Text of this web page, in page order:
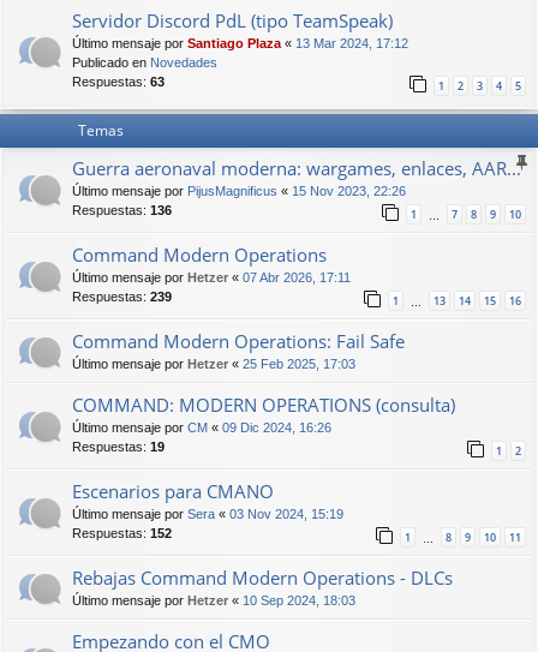
Servidor Discord PdL (tipo TeamSpeak)
Último mensaje por Santiago Plaza « 13 Mar 2024, 17:12
Publicado en Novedades
Respuestas: 63 1 2 3 4 5
Temas
Guerra aeronaval moderna: wargames, enlaces, AAR...
Último mensaje por PijusMagnificus « 15 Nov 2023, 22:26
Respuestas: 136 1 7 8 9 10
Command Modern Operations
Último mensaje por Hetzer « 07 Abr 2026, 17:11
Respuestas: 239 1 13 14 15 16
Command Modern Operations: Fail Safe
Último mensaje por Hetzer « 25 Feb 2025, 17:03
COMMAND: MODERN OPERATIONS (consulta)
Último mensaje por CM « 09 Dic 2024, 16:26
Respuestas: 19 1 2
Escenarios para CMANO
Último mensaje por Sera « 03 Nov 2024, 15:19
Respuestas: 152 1 … 8 9 10 11
Rebajas Command Modern Operations - DLCs
Último mensaje por Hetzer « 10 Sep 2024, 18:03
Empezando con el CMO